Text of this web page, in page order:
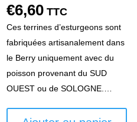
€6,60 TTC
Ces terrines d’esturgeons sont
fabriquées artisanalement dans
le Berry uniquement avec du
poisson provenant du SUD
OUEST ou de SOLOGNE.…